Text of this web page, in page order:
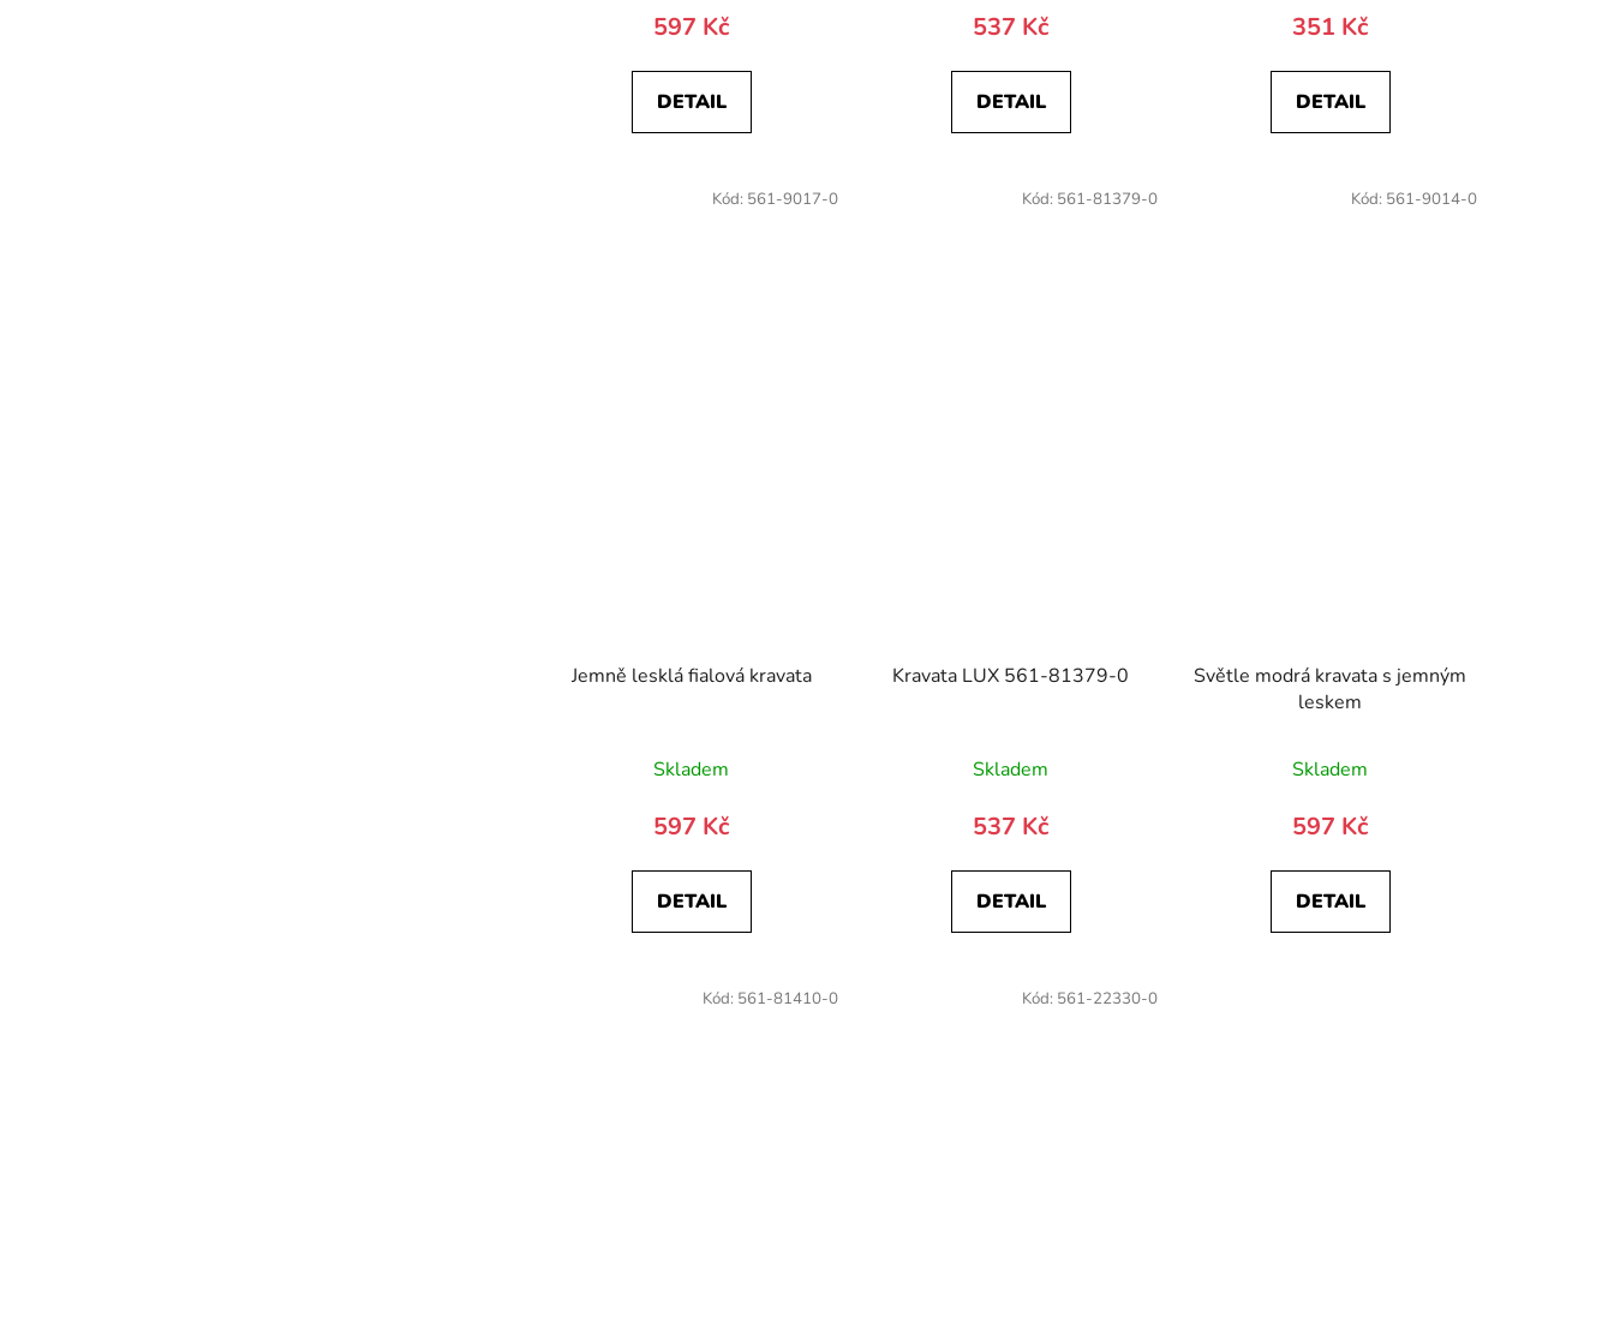
597 Kč
DETAIL
537 Kč
DETAIL
351 Kč
DETAIL
Jemně lesklá fialová kravata
Skladem
597 Kč
DETAIL
Kód: 561-9017-0
Kravata LUX 561-81379-0
Skladem
537 Kč
DETAIL
Kód: 561-81379-0
Světle modrá kravata s jemným
leskem
Skladem
597 Kč
DETAIL
Kód: 561-9014-0
Kód: 561-81410-0 Kód: 561-22330-0